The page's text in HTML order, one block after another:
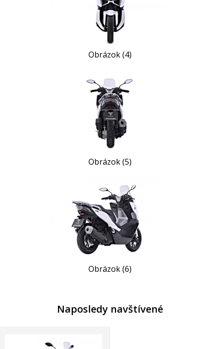
Obrázok (4)
Obrázok (5)
Obrázok (6)
Naposledy navštívené